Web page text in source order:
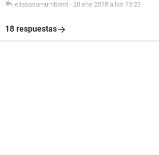
eliasasumumbami - 20 ene 2018 a las 13:23
18 respuestas